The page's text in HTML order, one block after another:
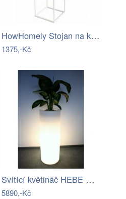
HowHomely Stojan na květiny Lea 50 cm…
1375,-Kč
Svítící květináč HEBE PL-HE89-LIGHT
5890,-Kč